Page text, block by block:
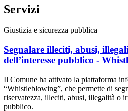
Servizi
Giustizia e sicurezza pubblica
Segnalare illeciti, abusi,
dell’interesse pubblico -
Il Comune ha attivato la piattaforma
“Whistleblowing”, che permette di
riservatezza, illeciti, abusi, illegalità o
pubblico.